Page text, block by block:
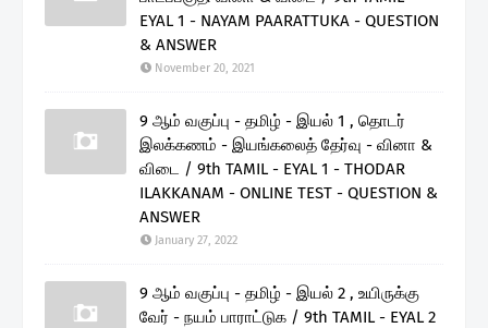
EYAL 1 - NAYAM PAARATTUKA - QUESTION
& ANSWER
November 20, 2021
9 ஆம் வகுப்பு - தமிழ் - இயல் 1 , தொடர்
இலக்கணம் - இயங்கலைத் தேர்வு - வினா &
விடை / 9th TAMIL - EYAL 1 - THODAR
ILAKKANAM - ONLINE TEST - QUESTION &
ANSWER
January 27, 2022
9 ஆம் வகுப்பு - தமிழ் - இயல் 2 , உயிருக்கு
வேர் - நயம் பாராட்டுக / 9th TAMIL - EYAL 2